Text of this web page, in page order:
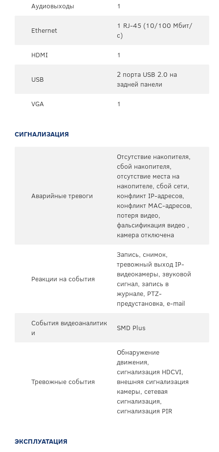
Аудиовыходы
1
Ethernet
1 RJ-45 (10/100 Мбит/
с)
HDMI
1
USB
2 порта USB 2.0 на
задней панели
VGA
1
СИГНАЛИЗАЦИЯ
Аварийные тревоги
Отсутствие накопителя,
сбой накопителя,
отсутствие места на
накопителе, сбой сети,
конфликт IP-адресов,
конфликт MAC-адресов,
потеря видео,
фальсификация видео ,
камера отключена
Реакции на события
Запись, снимок,
тревожный выход IP-
видеокамеры, звуковой
сигнал, запись в
журнале, PTZ-
предустановка, e-mail
События видеоаналитик
и
SMD Plus
Тревожные события
Обнаружение
движения,
сигнализация HDCVI,
внешняя сигнализация
камеры, сетевая
сигнализация,
сигнализация PIR
ЭКСПЛУАТАЦИЯ